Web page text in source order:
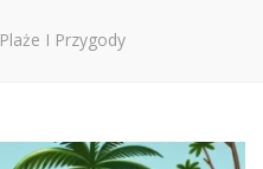
Plaże I Przygody